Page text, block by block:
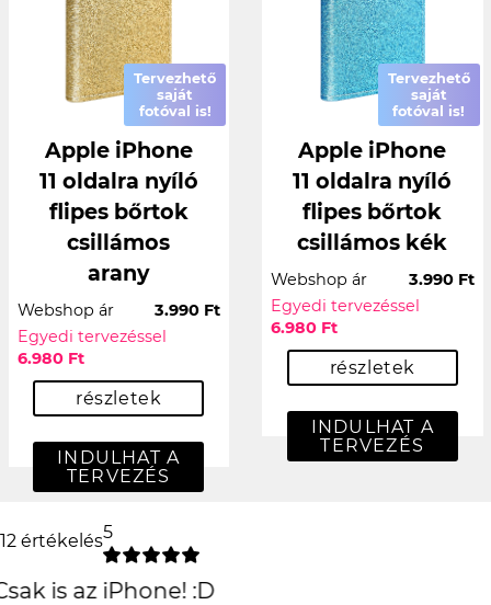
Tervezhető
saját
fotóval is!
Apple iPhone
11 oldalra nyíló
flipes bőrtok
csillámos
arany
Webshop ár
3.990 Ft
Egyedi tervezéssel
6.980 Ft
részletek
INDULHAT A
TERVEZÉS
Tervezhető
saját
fotóval is!
Apple iPhone
11 oldalra nyíló
flipes bőrtok
csillámos kék
Webshop ár
3.990 Ft
Egyedi tervezéssel
6.980 Ft
részletek
INDULHAT A
TERVEZÉS
12 értékelés5
csúcs lett